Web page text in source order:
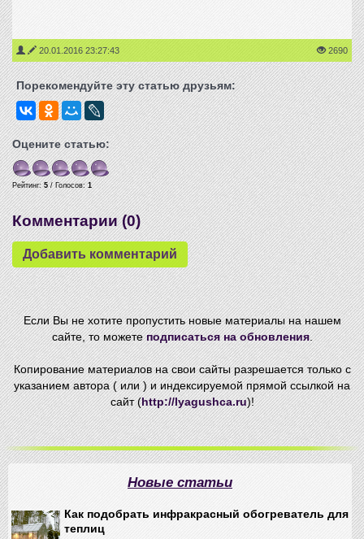
20.01.2016 23:27:43 2690
Порекомендуйте эту статью друзьям:
Оцените статью:
Рейтинг:5/ Голосов:1
Комментарии (0)
Если Вы не хотите пропустить новые материалы на нашем
сайте, то можетеподписаться на обновления.
Копирование материалов на свои сайты разрешается только с
указанием автора ( или ) и индексируемой прямой ссылкой на
сайт (http://lyagushca.ru)!
Новые статьи
Как подобрать инфракрасный обогреватель для
теплиц